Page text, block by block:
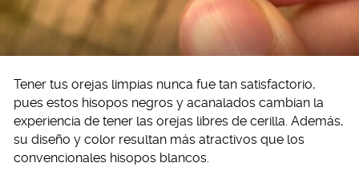
Tener tus orejas limpias nunca fue tan satisfactorio,
pues estos hisopos negros y acanalados cambian la
experiencia de tener las orejas libres de cerilla. Además,
su diseño y color resultan más atractivos que los
convencionales hisopos blancos.